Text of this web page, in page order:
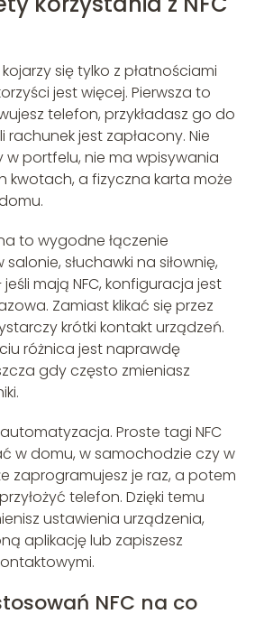
się tylko z płatnościami
jest więcej. Pierwsza to
telefon, przykładasz go do
jest zapłacony. Nie
w portfelu, nie ma wpisywania
kwotach, a fizyczna karta może
to wygodne łączenie
salonie, słuchawki na siłownię,
mają NFC, konfiguracja jest
Zamiast klikać się przez
krótki kontakt urządzeń.
różnica jest naprawdę
gdy często zmieniasz
Proste tagi NFC
w domu, w samochodzie czy w
zaprogramujesz je raz, a potem
telefon. Dzięki temu
ustawienia urządzenia,
aplikację lub zapiszesz
NFC na co